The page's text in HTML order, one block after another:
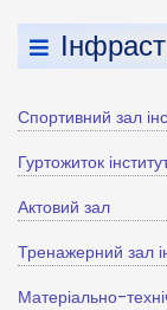
Спортивний зал
Гуртожиток
Актовий зал
Тренажерний зал
Матеріально-